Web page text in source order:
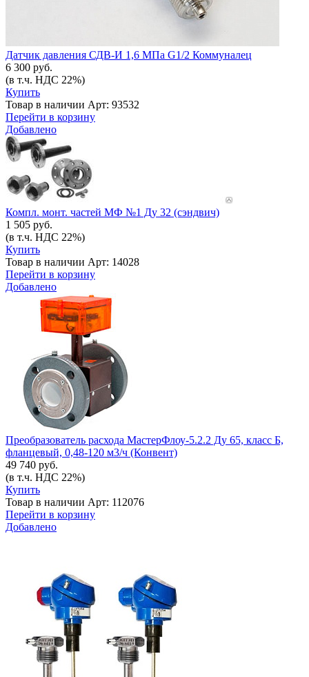
Датчик давления СДВ-И 1,6 МПа G1/2 Коммуналец
6 300 руб.
(в т.ч. НДС 22%)
Купить
Товар в наличии Арт: 93532
Перейти в корзину
Добавлено
Компл. монт. частей МФ №1 Ду 32 (сэндвич)
1 505 руб.
(в т.ч. НДС 22%)
Купить
Товар в наличии Арт: 14028
Перейти в корзину
Добавлено
Преобразователь расхода МастерФлоу-5.2.2 Ду 65, класс Б,
фланцевый, 0,48-120 м3/ч (Конвент)
49 740 руб.
(в т.ч. НДС 22%)
Купить
Товар в наличии Арт: 112076
Перейти в корзину
Добавлено